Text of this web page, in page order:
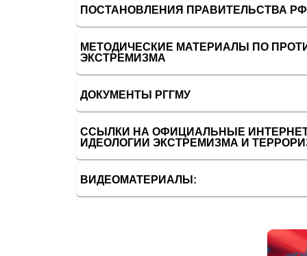
ПОСТАНОВЛЕНИЯ ПРАВИТЕЛЬСТВА РФ
МЕТОДИЧЕСКИЕ МАТЕРИАЛЫ ПО
ЭКСТРЕМИЗМА
ДОКУМЕНТЫ РГГМУ
ССЫЛКИ НА ОФИЦИАЛЬНЫЕ
ИДЕОЛОГИИ ЭКСТРЕМИЗМА И
ВИДЕОМАТЕРИАЛЫ: